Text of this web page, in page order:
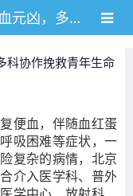
【朝医新闻】双镜联合锁定出血元凶，多科协作挽救青年生命
科协作挽救青年生命
便血，伴随血红蛋
吸困难等症状，一
复杂的病情，北京
介入医学科、普外